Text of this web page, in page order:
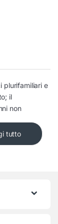
plurifamiliari e
il
non
tutto